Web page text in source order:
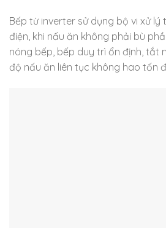
Bếp từ inverter sử dụng bộ vi xử lý
điện, khi nấu ăn không phải bù
nóng bếp, bếp duy trì ổn định, tắt
độ nấu ăn liên tục không hao tốn